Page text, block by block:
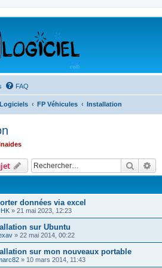
FAQ
FP Véhicules Installation
données via excel
» 21 mai 2023, 12:23
sur Ubuntu
» 22 mai 2014, 00:22
sur mon nouveaux portable
» 10 mars 2014, 11:43